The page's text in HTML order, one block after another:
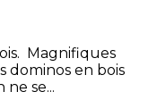
Magnifiques
dominos en bois
se...